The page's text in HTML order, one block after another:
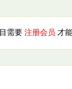
需要 注册会员 才